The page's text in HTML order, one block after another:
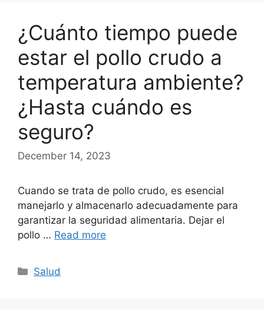
¿Cuánto tiempo puede
estar el pollo crudo a
temperatura ambiente?
¿Hasta cuándo es
seguro?
December 14, 2023
Cuando se trata de pollo crudo, es esencial
manejarlo y almacenarlo adecuadamente para
garantizar la seguridad alimentaria. Dejar el
pollo … Read more
Categories
Salud